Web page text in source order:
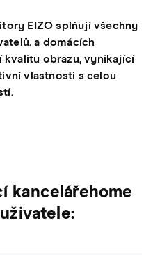
EIZO splňují všechny
a domácích
kvalitu obrazu, vynikající
vlastnosti s celou
kancelářehome